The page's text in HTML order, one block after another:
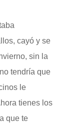
cayó y se
sin la
tendría que
le
tienes los
que te